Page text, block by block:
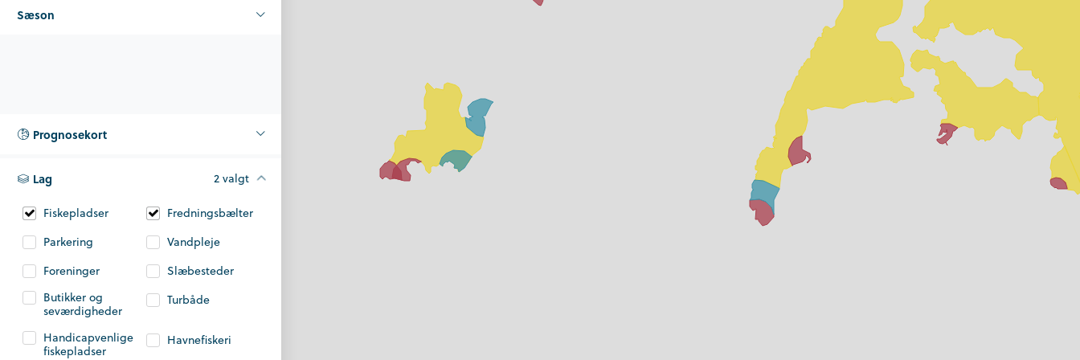
Sæson
Prognosekort
Lag 2 valgt
Fiskepladser
Fredningsbælter
Parkering
Vandpleje
Foreninger
Slæbesteder
Butikker og
seværdigheder
Turbåde
Handicapvenlige
fiskepladser
Havnefiskeri